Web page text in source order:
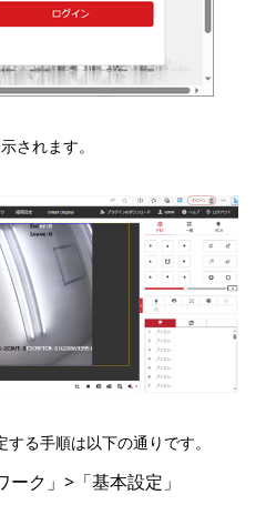
されます。
る手順は以下の通りです。
ク」>「基本設定」